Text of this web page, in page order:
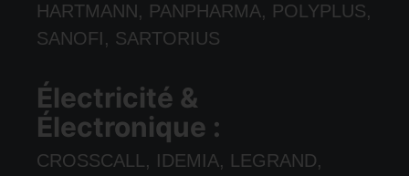
HARTMANN, PANPHARMA, POLYPLUS,
SANOFI, SARTORIUS
Électricité &
Électronique :
CROSSCALL, IDEMIA, LEGRAND,